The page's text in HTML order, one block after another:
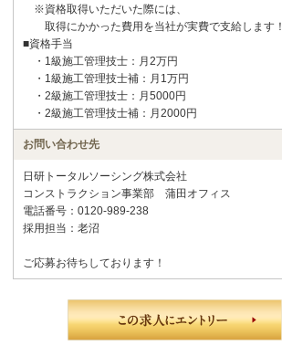
※資格取得いただいた際には、
取得にかかった費用を当社が実費で支給します！
■資格手当
・1級施工管理技士：月2万円
・1級施工管理技士補：月1万円
・2級施工管理技士：月5000円
・2級施工管理技士補：月2000円
お問い合わせ先
日研トータルソーシング株式会社
コンストラクション事業部 蒲田オフィス
電話番号：0120-989-238
採用担当：老沼
ご応募お待ちしております！